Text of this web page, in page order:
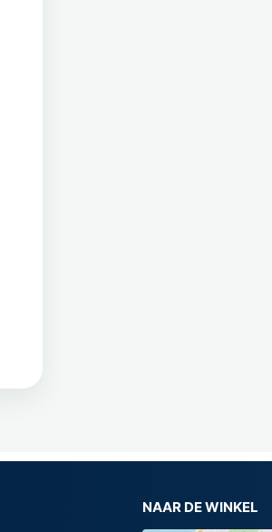
NAAR DE WINKEL